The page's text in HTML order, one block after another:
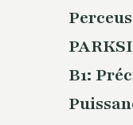
B1: